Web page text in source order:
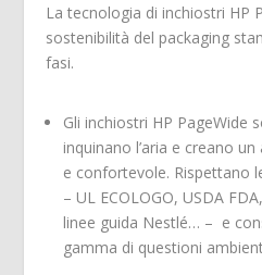
La tecnologia di inchiostri HP
sostenibilità del packaging
fasi.
Gli inchiostri HP PageWide
inquinano l’aria e creano
e confortevole. Rispettano
– UL ECOLOGO, USDA
linee guida Nestlé… – e
gamma di questioni